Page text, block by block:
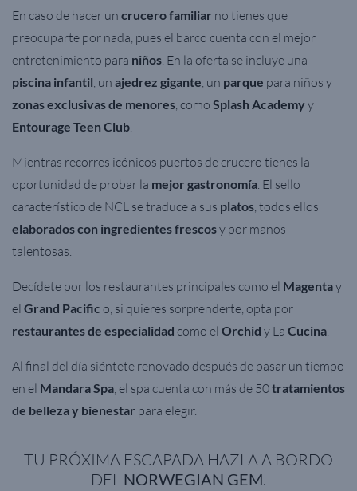
En caso de hacer un crucero familiar no tienes que
preocuparte por nada, pues el barco cuenta con el mejor
entretenimiento para niños . En la oferta se incluye una
piscina infantil , un ajedrez gigante , un parque para niños y
zonas exclusivas de menores , como Splash Academy y
Entourage Teen Club
Mientras recorres icónicos puertos de crucero tienes la
oportunidad de probar la mejor gastronomía . El sello
característico de NCL se traduce a sus platos , todos ellos
elaborados con ingredientes frescosy por manos
talentosas.
Decídete por los restaurantes principales como el Magentay
el Grand Pacific o, si quieres sorprenderte, opta por
restaurantes de especialidad como el Orchid y La Cucina
Al final del día siéntete renovado después de pasar un tiempo
en el Mandara Spa , el spa cuenta con más de 50tratamientos
de belleza y bienestar para elegir.
TU PRÓXIMA ESCAPADA HAZLA A BORDO
DEL NORWEGIAN GEM.